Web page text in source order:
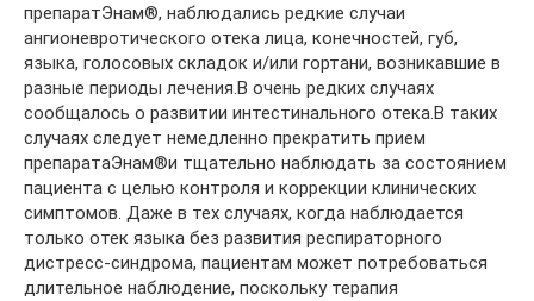
препаратЭнам®, наблюдались редкие случаи
ангионевротического отека лица, конечностей, губ,
языка, голосовых складок и/или гортани, возникавшие в
разные периоды лечения.В очень редких случаях
сообщалось о развитии интестинального отека.В таких
случаях следует немедленно прекратить прием
препаратаЭнам®и тщательно наблюдать за состоянием
пациента с целью контроля и коррекции клинических
симптомов. Даже в тех случаях, когда наблюдается
только отек языка без развития респираторного
дистресс-синдрома, пациентам может потребоваться
длительное наблюдение, поскольку терапия